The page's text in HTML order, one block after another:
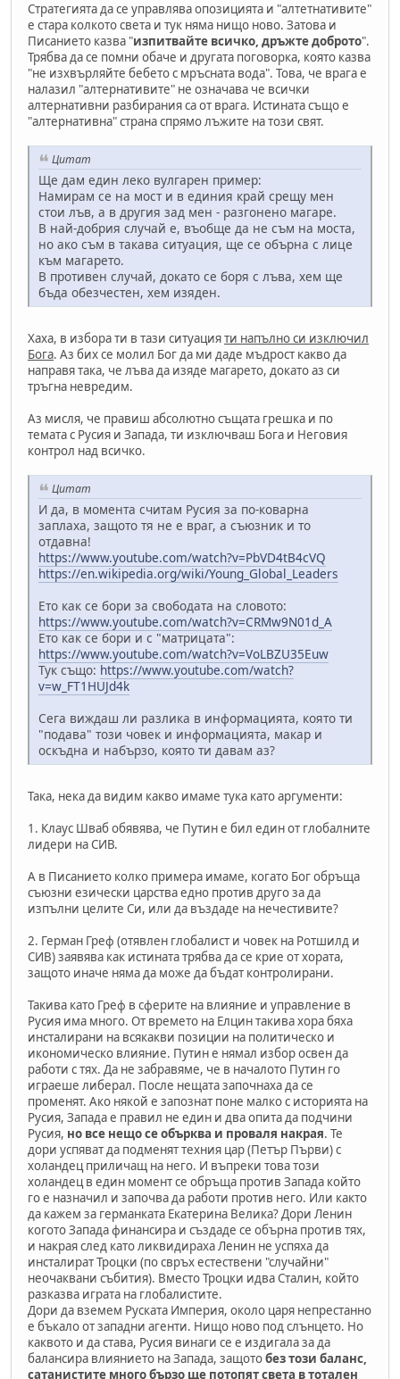
Стратегията да се управлява опозицията и "алтетнативите"
е стара колкото света и тук няма нищо ново. Затова и
Писанието казва "изпитвайте всичко, дръжте доброто".
Трябва да се помни обаче и другата поговорка, която казва
"не изхвърляйте бебето с мръсната вода". Това, че врага е
налазил "алтернативите" не означава че всички
алтернативни разбирания са от врага. Истината също е
"алтернативна" страна спрямо лъжите на този свят.
Цитат
Ще дам един леко вулгарен пример:
Намирам се на мост и в единия край срещу мен
стои лъв, а в другия зад мен - разгонено магаре.
В най-добрия случай е, въобще да не съм на моста,
но ако съм в такава ситуация, ще се обърна с лице
към магарето.
В противен случай, докато се боря с лъва, хем ще
бъда обезчестен, хем изяден.
Хаха, в избора ти в тази ситуацияти напълно си изключил
Бога. Аз бих се молил Бог да ми даде мъдрост какво да
направя така, че лъва да изяде магарето, докато аз си
тръгна невредим.
Аз мисля, че правиш абсолютно същата грешка и по
темата с Русия и Запада, ти изключваш Бога и Неговия
контрол над всичко.
Цитат
И да, в момента считам Русия за по-коварна
заплаха, защото тя не е враг, а съюзник и то
отдавна!
https://www.youtube.com/watch?v=PbVD4tB4cVQ
https://en.wikipedia.org/wiki/Young_Global_Leaders
Ето как се бори за свободата на словото:
https://www.youtube.com/watch?v=CRMw9N01d_A
Ето как се бори и с "матрицата":
https://www.youtube.com/watch?v=VoLBZU35Euw
Тук също: https://www.youtube.com/watch?
v=w_FT1HUJd4k
Сега виждаш ли разлика в информацията, която ти
"подава" този човек и информацията, макар и
оскъдна и набързо, която ти давам аз?
Така, нека да видим какво имаме тука като аргументи:
1. Клаус Шваб обявява, че Путин е бил един от глобалните
лидери на СИВ.
А в Писанието колко примера имаме, когато Бог обръща
съюзни езически царства едно против друго за да
изпълни целите Си, или да въздаде на нечестивите?
2. Герман Греф (отявлен глобалист и човек на Ротшилд и
СИВ) заявява как истината трябва да се крие от хората,
защото иначе няма да може да бъдат контролирани.
Такива като Греф в сферите на влияние и управление в
Русия има много. От времето на Елцин такива хора бяха
инсталирани на всякакви позиции на политическо и
икономическо влияние. Путин е нямал избор освен да
работи с тях. Да не забравяме, че в началото Путин го
играеше либерал. После нещата започнаха да се
променят. Ако някой е запознат поне малко с историята на
Русия, Запада е правил не един и два опита да подчини
Русия, но все нещо се обърква и проваля накрая. Те
дори успяват да подменят техния цар (Петър Първи) с
холандец приличащ на него. И въпреки това този
холандец в един момент се обръща против Запада който
го е назначил и започва да работи против него. Или както
да кажем за германката Екатерина Велика? Дори Ленин
когото Запада финансира и създаде се обърна против тях,
и накрая след като ликвидираха Ленин не успяха да
инсталират Троцки (по свръх естествени "случайни"
неочаквани събития). Вместо Троцки идва Сталин, който
разказва играта на глобалистите.
Дори да вземем Руската Империя, около царя непрестанно
е бъкало от западни агенти. Нищо ново под слънцето. Но
каквото и да става, Русия винаги се е издигала за да
балансира влиянието на Запада, защотобез този баланс,
сатанистите много бързо ще потопят света в тотален